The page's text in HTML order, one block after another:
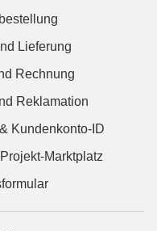
Lieferung
Rechnung
Reklamation
Kundenkonto-ID
Marktplatz